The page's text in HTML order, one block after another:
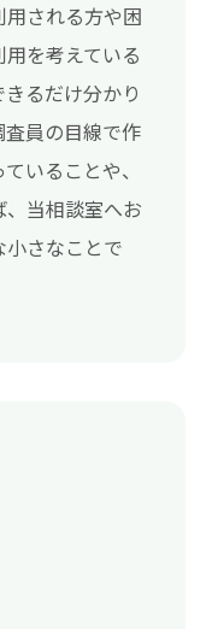
される方や困
を考えている
るだけ分かり
員の目線で作
いることや、
当相談室へお
さなことで